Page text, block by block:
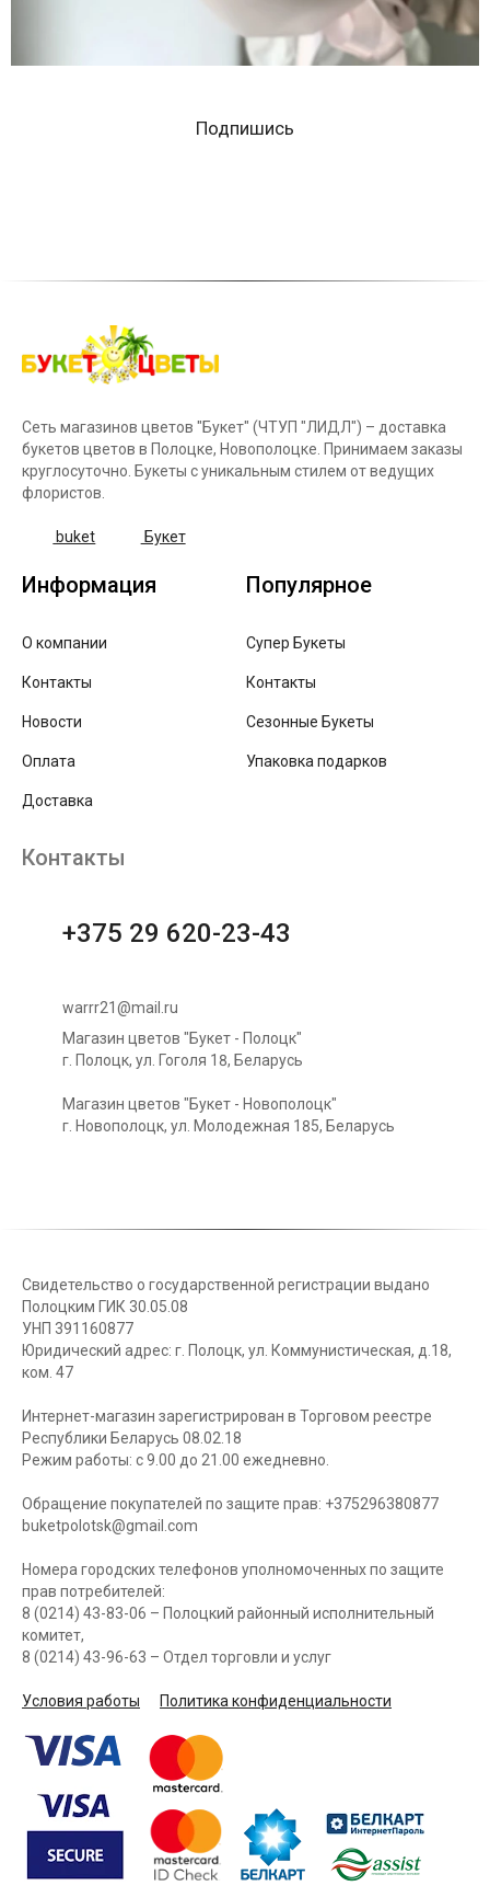
Подпишись
Сеть магазинов цветов "Букет" (ЧТУП "ЛИДЛ") – доставка
букетов цветов в Полоцке, Новополоцке. Принимаем заказы
круглосуточно. Букеты с уникальным стилем от ведущих
флористов.
buket Букет
Информация
О компании
Контакты
Новости
Оплата
Доставка
Популярное
Супер Букеты
Контакты
Сезонные Букеты
Упаковка подарков
Контакты
+375 29 620-23-43
warrr21@mail.ru
Магазин цветов "Букет - Полоцк"
г. Полоцк, ул. Гоголя 18, Беларусь
Магазин цветов "Букет - Новополоцк"
г. Новополоцк, ул. Молодежная 185, Беларусь
Свидетельство о государственной регистрации выдано
Полоцким ГИК 30.05.08
УНП 391160877
Юридический адрес: г. Полоцк, ул. Коммунистическая, д.18,
ком. 47
Интернет-магазин зарегистрирован в Торговом реестре
Республики Беларусь 08.02.18
Режим работы: с 9.00 до 21.00 ежедневно.
Обращение покупателей по защите прав: +375296380877
buketpolotsk@gmail.com
Номера городских телефонов уполномоченных по защите
прав потребителей:
8 (0214) 43-83-06 – Полоцкий районный исполнительный
комитет,
8 (0214) 43-96-63 – Отдел торговли и услуг
Условия работы Политика конфиденциальности